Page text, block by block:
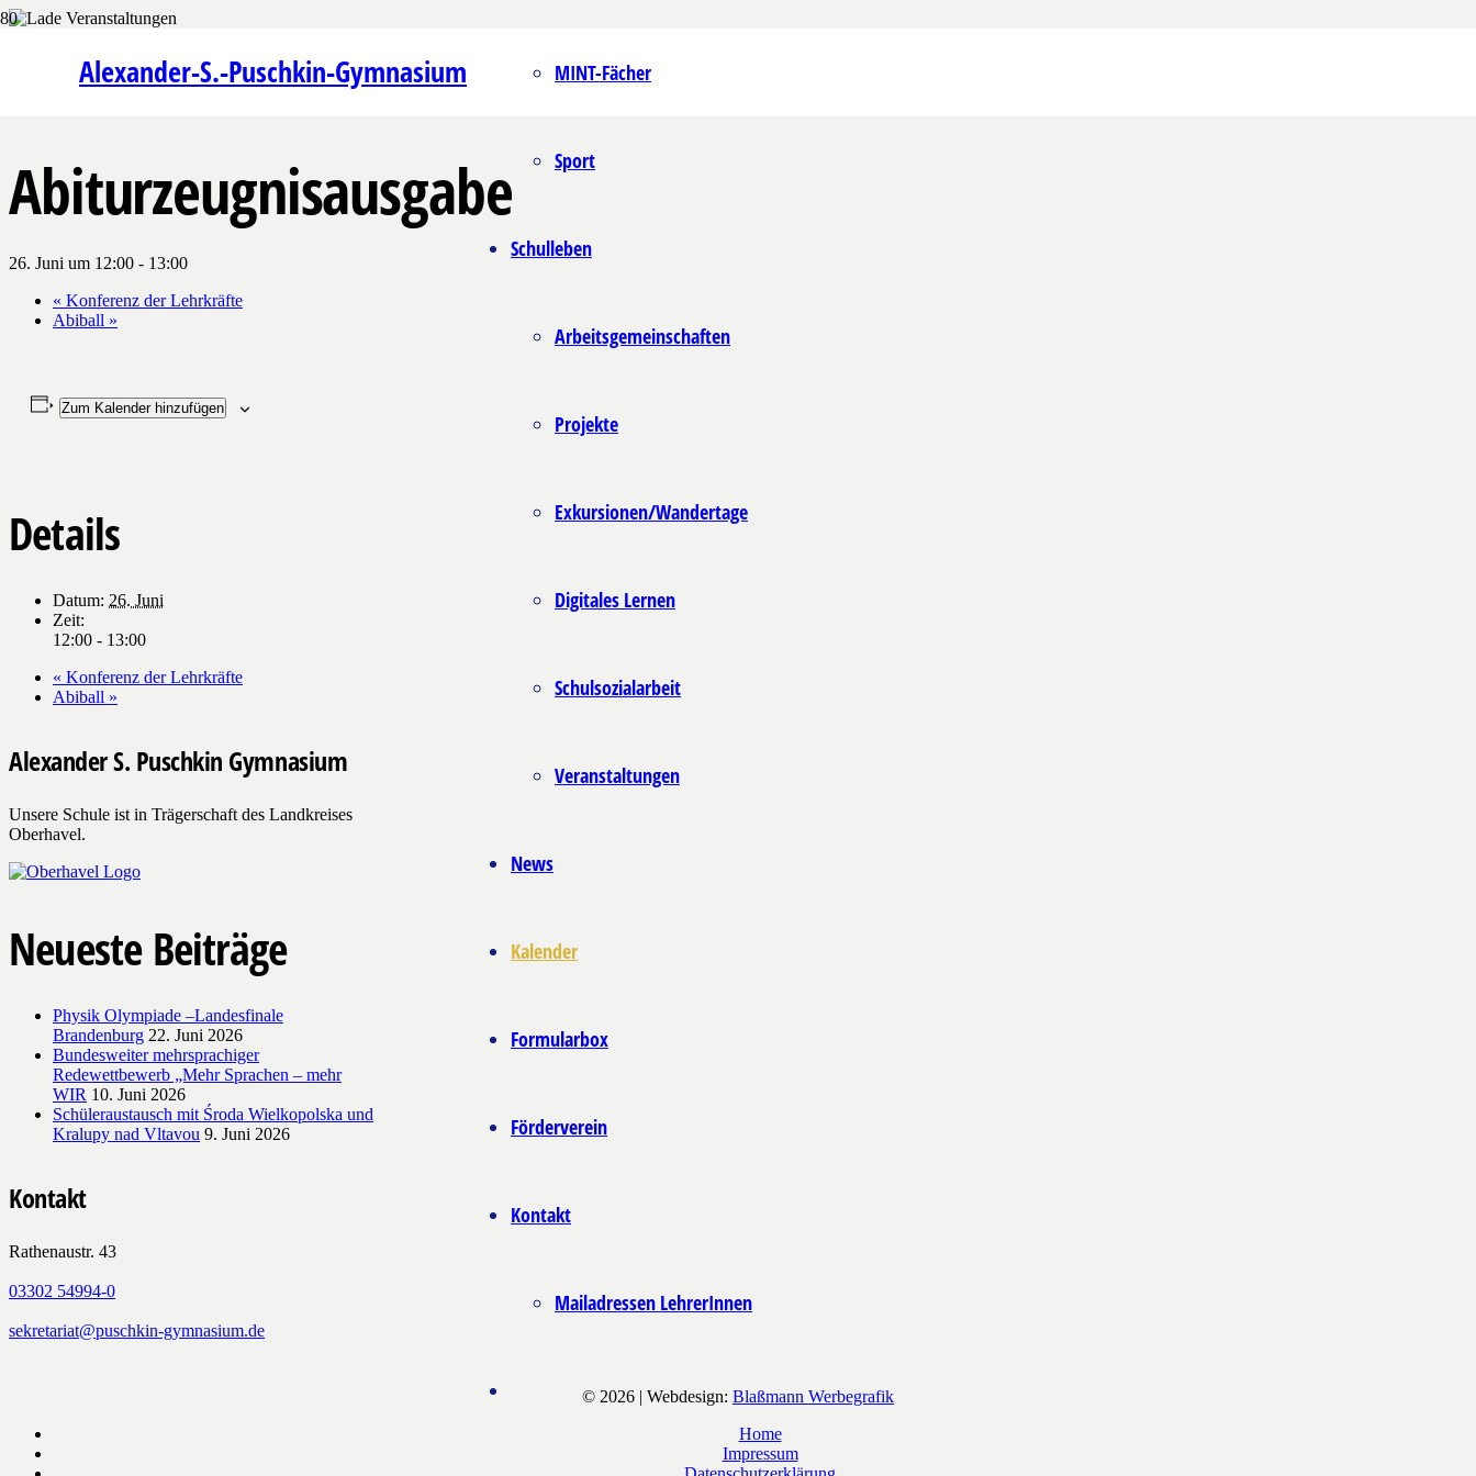
Alexander-S.-Puschkin-Gymnasium MINT-Fächer
Sport
Schulleben
Arbeitsgemeinschaften
Projekte
Exkursionen/Wandertage
Digitales Lernen
Schulsozialarbeit
Veranstaltungen
News
Kalender
Formularbox
Förderverein
Kontakt
Mailadressen LehrerInnen
Diese Veranstaltung hat bereits stattgefunden.
Abiturzeugnisausgabe
26. Juni um 12:00 - 13:00
« Konferenz der Lehrkräfte
Abiball »
Zum Kalender hinzufügen
Details
Datum: 26. Juni
Zeit:
12:00 - 13:00
« Konferenz der Lehrkräfte
Abiball »
Alexander S. Puschkin Gymnasium
Unsere Schule ist in Trägerschaft des Landkreises
Oberhavel.
Neueste Beiträge
Physik Olympiade –Landesfinale
Brandenburg 22. Juni 2026
Bundesweiter mehrsprachiger
Redewettbewerb „Mehr Sprachen – mehr
WIR 10. Juni 2026
Schüleraustausch mit Środa Wielkopolska und
Kralupy nad Vltavou 9. Juni 2026
Kontakt
Rathenaustr. 43
03302 54994-0
sekretariat@puschkin-gymnasium.de
© 2026 | Webdesign: Blaßmann Werbegrafik
Home
Impressum